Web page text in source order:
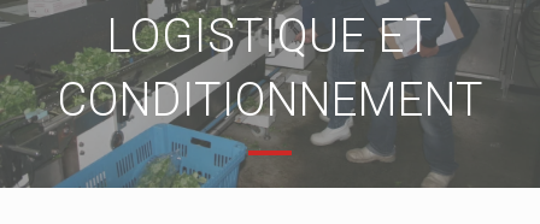
LOGISTIQUE ET
CONDITIONNEMENT